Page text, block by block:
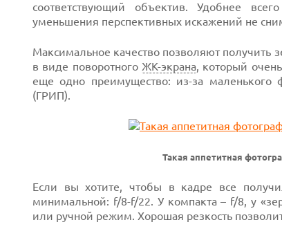
соответствующий объектив. Удобнее
уменьшения перспективных искажений не
Максимальное качество позволяют получить
в виде поворотного ЖК-экрана, который
еще одно преимущество: из-за маленького
(ГРИП).
Такая аппетитная
Если вы хотите, чтобы в кадре все
минимальной: f/8-f/22. У компакта – f/8, у
или ручной режим. Хорошая резкость
Prev